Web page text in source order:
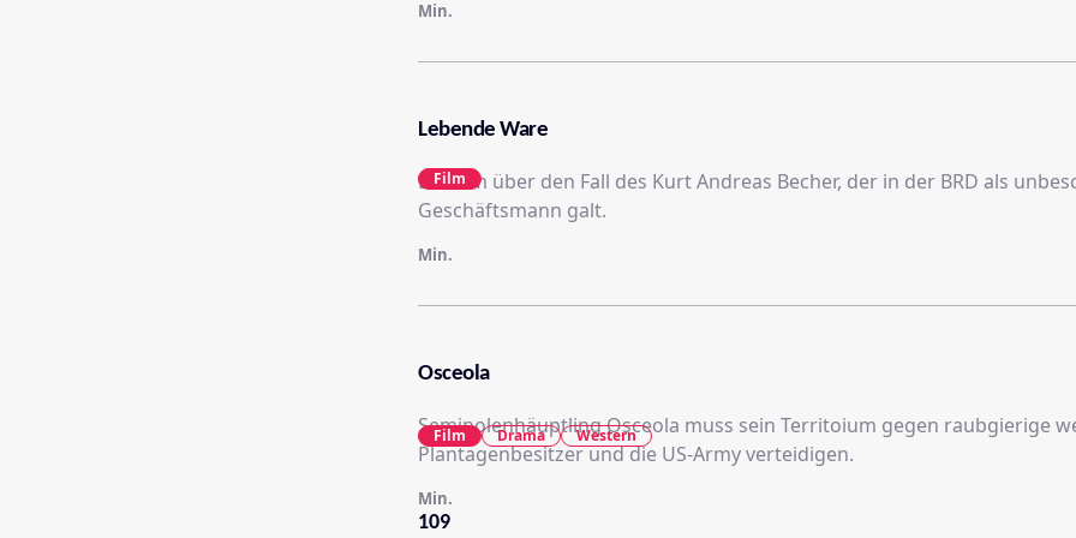
Min.
Lebende Ware
Ein Film über den Fall des Kurt Andreas Becher, der in der BRD als
Geschäftsmann galt.
Min.
Film
Osceola
Seminolenhäuptling Osceola muss sein Territoium gegen raubgierige
Plantagenbesitzer und die US-Army verteidigen.
109
Min.
Film Drama Western